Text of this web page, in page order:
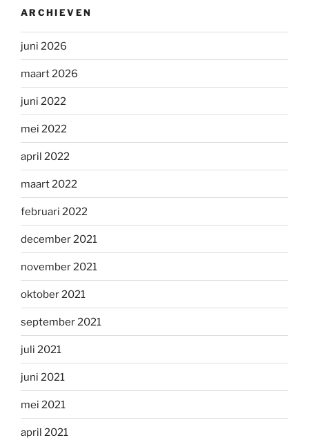
ARCHIEVEN
juni 2026
maart 2026
juni 2022
mei 2022
april 2022
maart 2022
februari 2022
december 2021
november 2021
oktober 2021
september 2021
juli 2021
juni 2021
mei 2021
april 2021